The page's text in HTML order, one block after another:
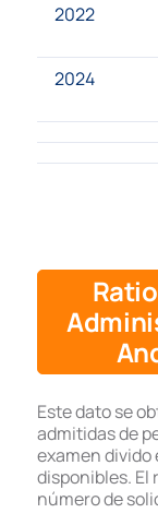
2022
2024
Este dato se
admitidas de
examen divido
disponibles. El
número de